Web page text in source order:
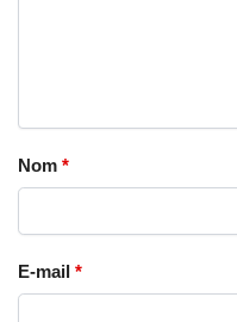
Nom *
E-mail *